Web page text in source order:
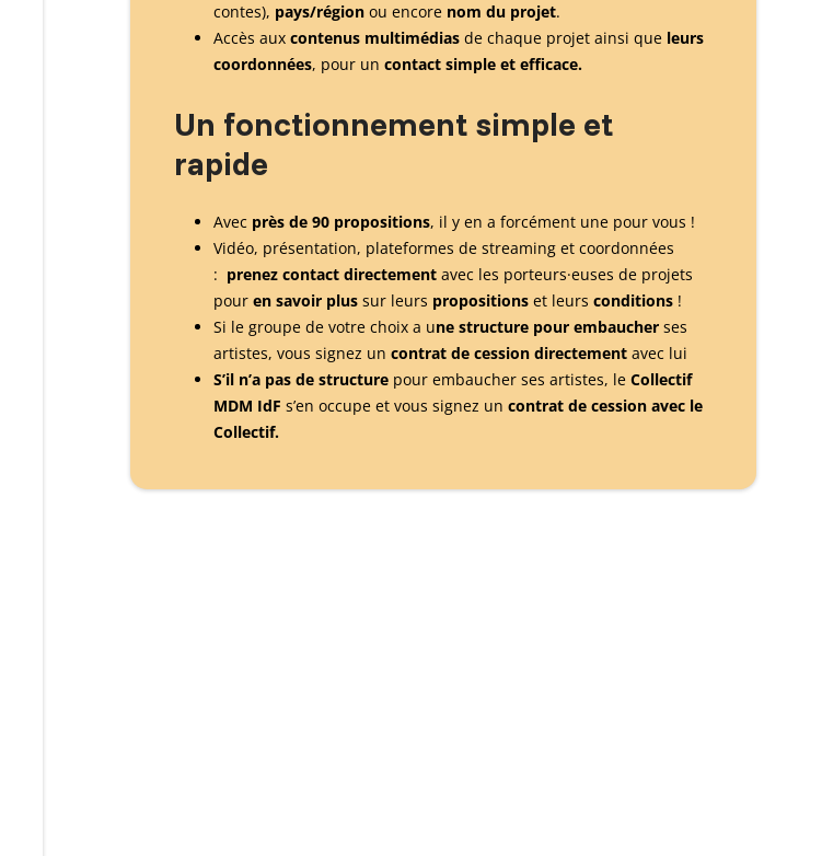
contes), pays/région ou encore nom du projet.
Accès aux contenus multimédias de chaque projet ainsi que leurs
coordonnées, pour un contact simple et efficace.
Un fonctionnement simple et
rapide
Avec près de 90 propositions, il y en a forcément une pour vous !
Vidéo, présentation, plateformes de streaming et coordonnées
: prenez contact directement avec les porteurs·euses de projets
pour en savoir plus sur leurs propositions et leurs conditions !
Si le groupe de votre choix a une structure pour embaucher ses
artistes, vous signez un contrat de cession directement avec lui
S’il n’a pas de structure pour embaucher ses artistes, le Collectif
MDM IdF s’en occupe et vous signez un contrat de cession avec le
Collectif.